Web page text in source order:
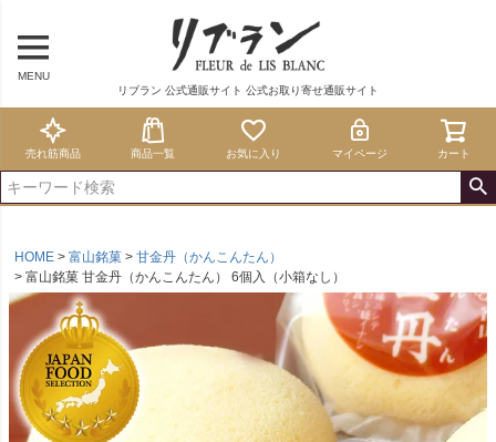
MENU
リブラン 公式通販サイト 公式お取り寄せ通販サイト
売れ筋商品 商品一覧 お気に入り マイページ カート
HOME 富山銘菓
甘金丹（かんこんたん）
富山銘菓 甘金丹（かんこんたん） 6個入（小箱なし）